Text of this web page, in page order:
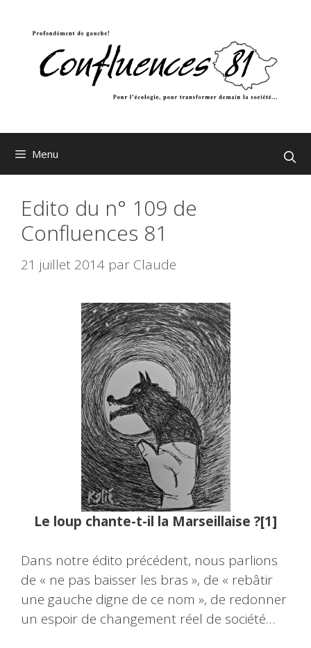
Menu
Edito du n° 109 de
Confluences 81
21 juillet 2014 par Claude
Le loup chante-t-il la Marseillaise ?[1]
Dans notre édito précédent, nous parlions
de « ne pas baisser les bras », de « rebâtir
une gauche digne de ce nom », de redonner
un espoir de changement réel de société…